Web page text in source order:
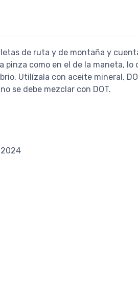
de ruta y de montaña y
como en el de la maneta,
Utilízala con aceite mineral,
se debe mezclar con DOT.